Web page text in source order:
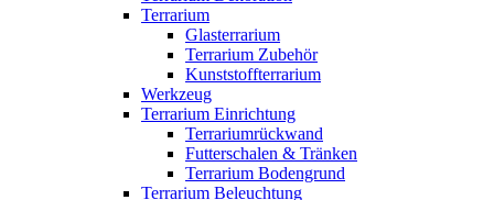
Terrarium
Glasterrarium
Terrarium Zubehör
Kunststoffterrarium
Werkzeug
Terrarium Einrichtung
Terrariumrückwand
Futterschalen & Tränken
Terrarium Bodengrund
Terrarium Beleuchtung